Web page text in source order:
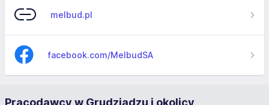
melbud.pl
facebook.com/MelbudSA
Pracodawcy w Grudziądzu i okolicy